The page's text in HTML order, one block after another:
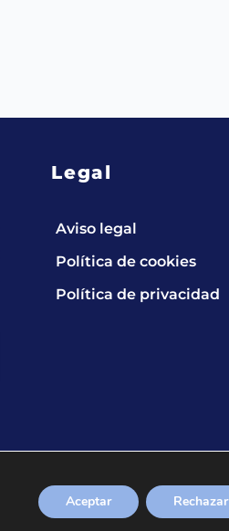
Legal
Aviso legal
Política de cookies
Política de privacidad
Aceptar Rechazar